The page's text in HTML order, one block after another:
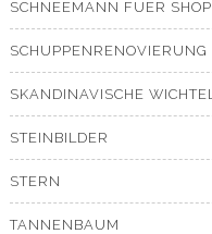
SCHNEEMANN FUER SHOP
SCHUPPENRENOVIERUNG
SKANDINAVISCHE WICHTEL
STEINBILDER
STERN
TANNENBAUM